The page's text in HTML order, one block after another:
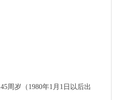
45周岁（1980年1月1日以后出